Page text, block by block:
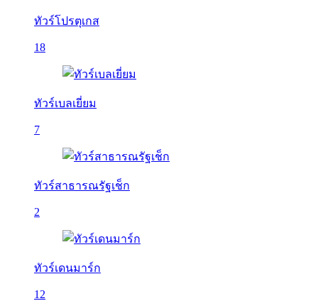
ทัวร์โปรตุเกส
18
ทัวร์เบลเยี่ยม
7
ทัวร์สาธารณรัฐเช็ก
2
ทัวร์เดนมาร์ก
12